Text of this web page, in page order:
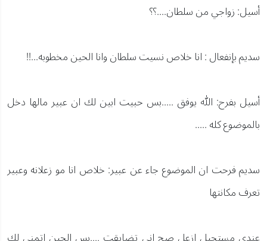
أسيل: زواجي من سلطان....؟؟
سديم بإنفعال : انا خلاص نسيت سلطان وانا الحين مخطوبه...!!
أسيل بفرح: الله يوفق .....بس حبيت ابين لك ان عبير مالها دخل
بالموضوع كله .....
سديم فرحت ان الموضوع جاء عن عبير: خلاص انا مو زعلانه وعبير
تعرف مكانتها